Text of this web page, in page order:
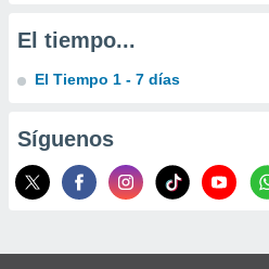
el
del
de
de
de
de
El tiempo...
El Tiempo 1 - 7 días
Síguenos